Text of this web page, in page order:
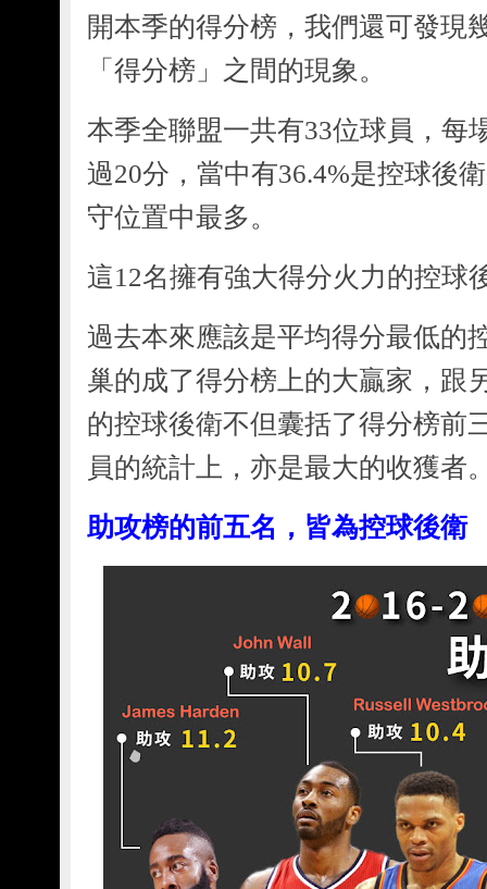
開本季的得分榜，我們還可發現
「得分榜」之間的現象。
本季全聯盟一共有33位球員，每
過20分，當中有36.4%是控球後
守位置中最多。
這12名擁有強大得分火力的控球
過去本來應該是平均得分最低的
巢的成了得分榜上的大贏家，跟
的控球後衛不但囊括了得分榜前
員的統計上，亦是最大的收獲者
助攻榜的前五名，皆為控球後衛